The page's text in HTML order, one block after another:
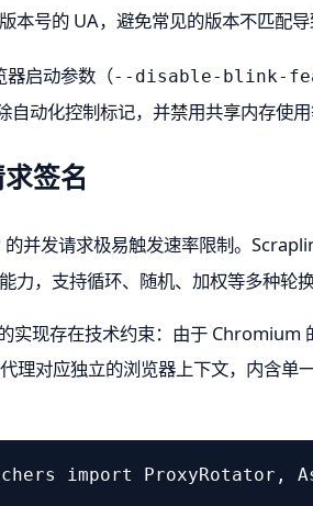
版本号的 UA，避免常见的版本不匹配导
器启动参数（--disable-blink-
动化控制标记，并禁用共享内存使用
签名
并发请求极易触发速率限制。
力，支持循环、随机、加权等多种轮换
实现存在技术约束：由于
对应独立的浏览器上下文，内含单
import ProxyRotator,